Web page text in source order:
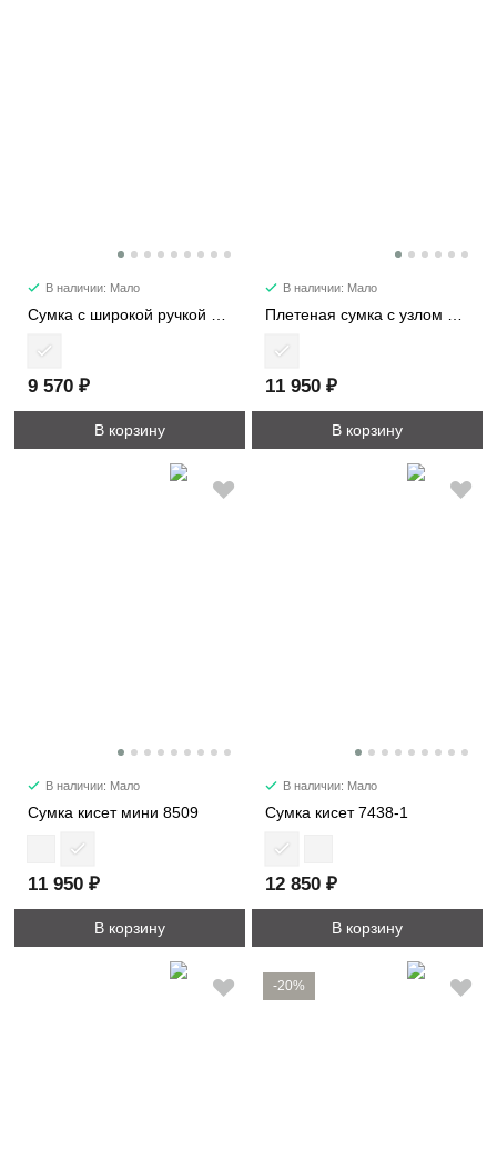
В наличии: Мало
9 570 ₽
В корзину
В наличии: Мало
11 950 ₽
В корзину
В наличии: Мало
Сумка кисет мини 8509
11 950 ₽
В корзину
В наличии: Мало
Сумка кисет 7438-1
12 850 ₽
В корзину
-20%